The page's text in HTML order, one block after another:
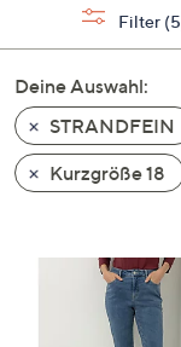
und
nach
unten
oder
wischen
Sie
Filter
Deine Auswahl:
STRANDFEIN
Kurzgröße 18